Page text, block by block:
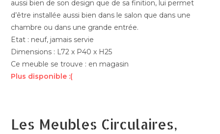
aussi bien de son design que de sa finition, lui permet
d’être installée aussi bien dans le salon que dans une
chambre ou dans une grande entrée.
Etat : neuf, jamais servie
Dimensions : L72 x P40 x H25
Ce meuble se trouve : en magasin
Plus disponible :(
Les Meubles Circulaires,